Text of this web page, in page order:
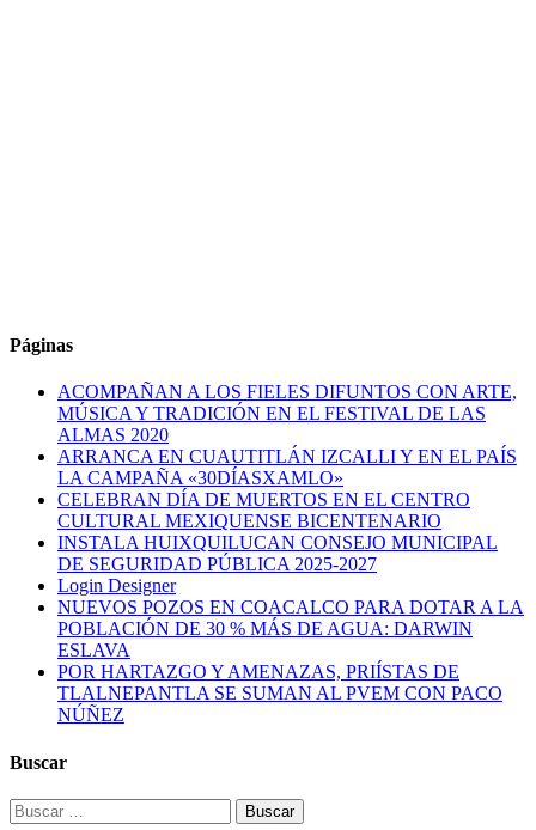
Páginas
ACOMPAÑAN A LOS FIELES DIFUNTOS CON ARTE,
MÚSICA Y TRADICIÓN EN EL FESTIVAL DE LAS
ALMAS 2020
ARRANCA EN CUAUTITLÁN IZCALLI Y EN EL PAÍS
LA CAMPAÑA «30DÍASXAMLO»
CELEBRAN DÍA DE MUERTOS EN EL CENTRO
CULTURAL MEXIQUENSE BICENTENARIO
INSTALA HUIXQUILUCAN CONSEJO MUNICIPAL
DE SEGURIDAD PÚBLICA 2025-2027
Login Designer
NUEVOS POZOS EN COACALCO PARA DOTAR A LA
POBLACIÓN DE 30 % MÁS DE AGUA: DARWIN
ESLAVA
POR HARTAZGO Y AMENAZAS, PRIÍSTAS DE
TLALNEPANTLA SE SUMAN AL PVEM CON PACO
NÚÑEZ
Buscar
Buscar: